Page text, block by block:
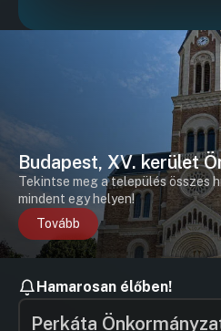
Budapest, XV. kerület
Tekintse meg a település összes
mindent egy helyen!
Tovább
Hamarosan élőben!
Perkáta